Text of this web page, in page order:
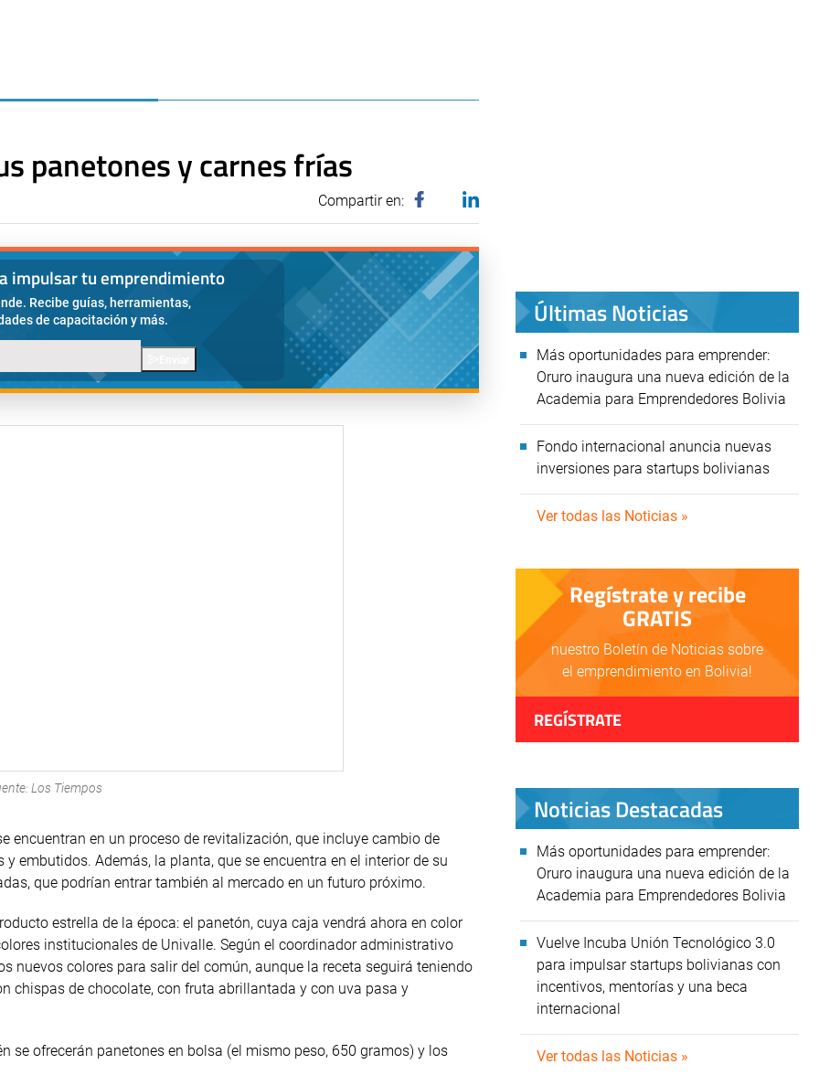
panetones y carnes frías
Compartir en:
impulsar tu emprendimiento
Recibe guías, herramientas,
de capacitación y más.
Los Tiempos
encuentran en un proceso de revitalización, que incluye cambio de
embutidos. Además, la planta, que se encuentra en el interior de su
que podrían entrar también al mercado en un futuro próximo.
estrella de la época: el panetón, cuya caja vendrá ahora en color
institucionales de Univalle. Según el coordinador administrativo
nuevos colores para salir del común, aunque la receta seguirá teniendo
chispas de chocolate, con fruta abrillantada y con uva pasa y
se ofrecerán panetones en bolsa (el mismo peso, 650 gramos) y los
Últimas Noticias
Más oportunidades para emprender:
Oruro inaugura una nueva edición de la
Academia para Emprendedores Bolivia
Fondo internacional anuncia nuevas
inversiones para startups bolivianas
Ver todas las Noticias »
Regístrate y recibe
GRATIS
nuestro Boletín de Noticias sobre
el emprendimiento en Bolivia!
REGÍSTRATE
Noticias Destacadas
Más oportunidades para emprender:
Oruro inaugura una nueva edición de la
Academia para Emprendedores Bolivia
Vuelve Incuba Unión Tecnológico 3.0
para impulsar startups bolivianas con
incentivos, mentorías y una beca
internacional
Ver todas las Noticias »